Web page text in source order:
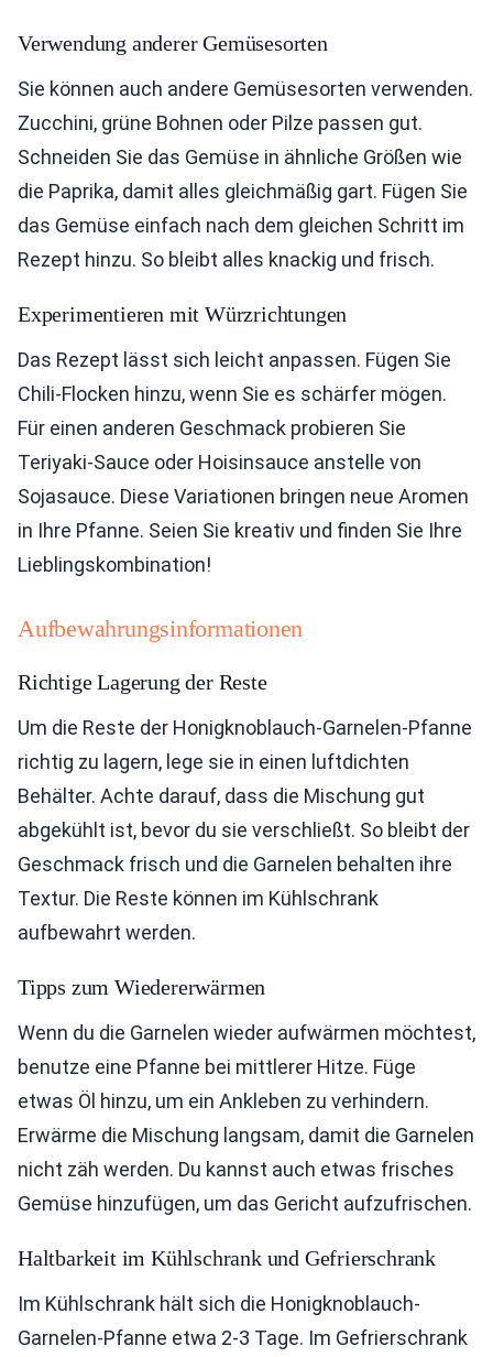
Verwendung anderer Gemüsesorten
Sie können auch andere Gemüsesorten verwenden.
Zucchini, grüne Bohnen oder Pilze passen gut.
Schneiden Sie das Gemüse in ähnliche Größen wie
die Paprika, damit alles gleichmäßig gart. Fügen Sie
das Gemüse einfach nach dem gleichen Schritt im
Rezept hinzu. So bleibt alles knackig und frisch.
Experimentieren mit Würzrichtungen
Das Rezept lässt sich leicht anpassen. Fügen Sie
Chili-Flocken hinzu, wenn Sie es schärfer mögen.
Für einen anderen Geschmack probieren Sie
Teriyaki-Sauce oder Hoisinsauce anstelle von
Sojasauce. Diese Variationen bringen neue Aromen
in Ihre Pfanne. Seien Sie kreativ und finden Sie Ihre
Lieblingskombination!
Aufbewahrungsinformationen
Richtige Lagerung der Reste
Um die Reste der Honigknoblauch-Garnelen-Pfanne
richtig zu lagern, lege sie in einen luftdichten
Behälter. Achte darauf, dass die Mischung gut
abgekühlt ist, bevor du sie verschließt. So bleibt der
Geschmack frisch und die Garnelen behalten ihre
Textur. Die Reste können im Kühlschrank
aufbewahrt werden.
Tipps zum Wiedererwärmen
Wenn du die Garnelen wieder aufwärmen möchtest,
benutze eine Pfanne bei mittlerer Hitze. Füge
etwas Öl hinzu, um ein Ankleben zu verhindern.
Erwärme die Mischung langsam, damit die Garnelen
nicht zäh werden. Du kannst auch etwas frisches
Gemüse hinzufügen, um das Gericht aufzufrischen.
Haltbarkeit im Kühlschrank und Gefrierschrank
Im Kühlschrank hält sich die Honigknoblauch-
Garnelen-Pfanne etwa 2-3 Tage. Im Gefrierschrank